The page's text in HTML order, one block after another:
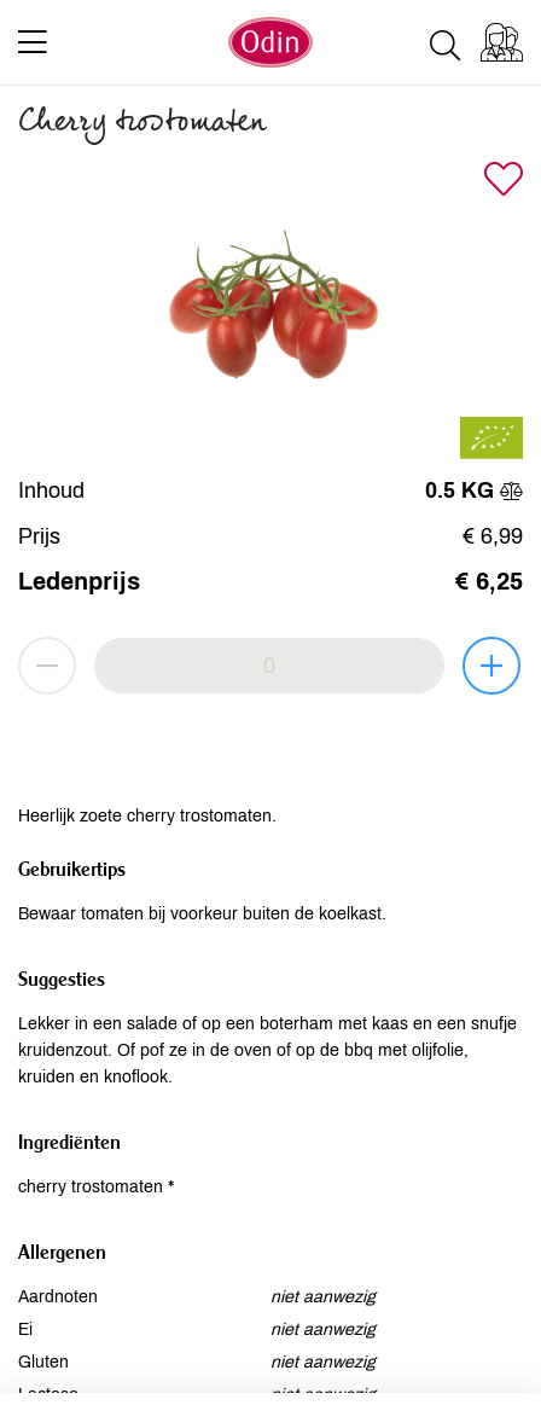
Cherry trostomaten
Inhoud
0.5 KG
Prijs
€ 6,99
Ledenprijs € 6,25
Heerlijk zoete cherry trostomaten.
Gebruikertips
Bewaar tomaten bij voorkeur buiten de koelkast.
Suggesties
Lekker in een salade of op een boterham met kaas en een snufje
kruidenzout. Of pof ze in de oven of op de bbq met olijfolie,
kruiden en knoflook.
Ingrediënten
cherry trostomaten *
Allergenen
Aardnoten
niet aanwezig
Ei
niet aanwezig
Gluten
niet aanwezig
Lactose
niet aanwezig